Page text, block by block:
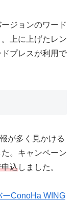
ジョンのワード
上に上げたレン
プレスが利用で
が多く見かける
。キャンペーン
込しました。
ーConoHa WING